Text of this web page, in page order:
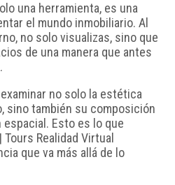
una herramienta, es una
el mundo inmobiliario. Al
no solo visualizas, sino que
de una manera que antes
no solo la estética
sino también su composición
Esto es lo que
Realidad Virtual
que va más allá de lo